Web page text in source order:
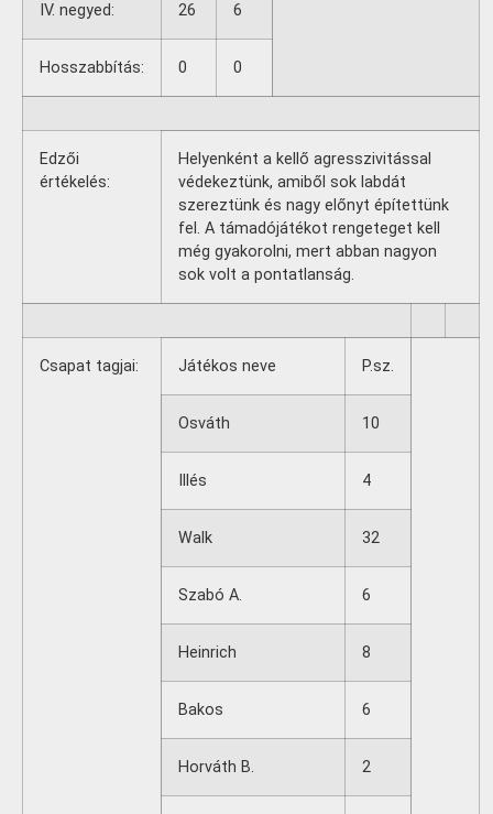
IV. negyed: 26 6
Hosszabbítás: 0 0
Edzői
értékelés:
Helyenként a kellő agresszivitással
védekeztünk, amiből sok labdát
szereztünk és nagy előnyt építettünk
fel. A támadójátékot rengeteget kell
még gyakorolni, mert abban nagyon
sok volt a pontatlanság.
Csapat tagjai: Játékos neve P.sz.
Osváth 10
Illés 4
Walk 32
Szabó A. 6
Heinrich 8
Bakos 6
Horváth B. 2